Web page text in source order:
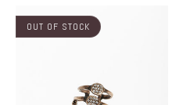
listino
OUT OF STOCK